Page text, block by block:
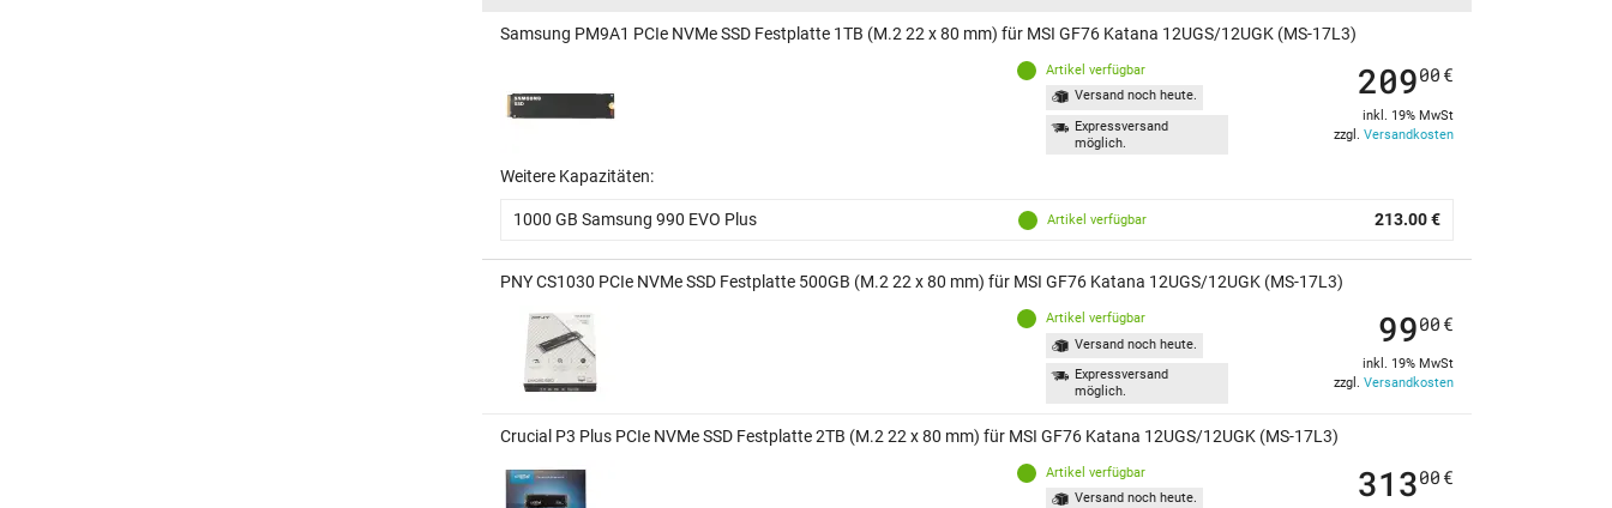
Samsung PM9A1 PCIe NVMe SSD Festplatte 1TB (M.2 22 x 80 mm) für MSI GF76 Katana 12UGS/12UGK (MS-17L3)
Artikel verfügbar
Versand noch heute.
Expressversand
möglich.
20900 €
inkl. 19% MwSt
zzgl. Versandkosten
Weitere Kapazitäten:
1000 GB Samsung 990 EVO Plus Artikel verfügbar 213.00 €
PNY CS1030 PCIe NVMe SSD Festplatte 500GB (M.2 22 x 80 mm) für MSI GF76 Katana 12UGS/12UGK (MS-17L3)
Artikel verfügbar
Versand noch heute.
Expressversand
möglich.
9900 €
inkl. 19% MwSt
zzgl. Versandkosten
Crucial P3 Plus PCIe NVMe SSD Festplatte 2TB (M.2 22 x 80 mm) für MSI GF76 Katana 12UGS/12UGK (MS-17L3)
Artikel verfügbar
Versand noch heute.
31300 €